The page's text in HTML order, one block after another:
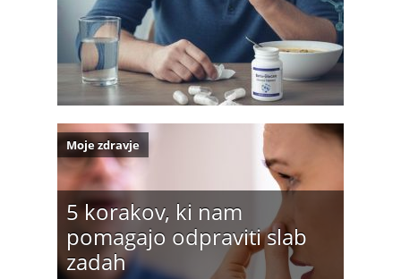
5 korakov, ki nam
pomagajo odpraviti slab
zadah
Moje zdravje